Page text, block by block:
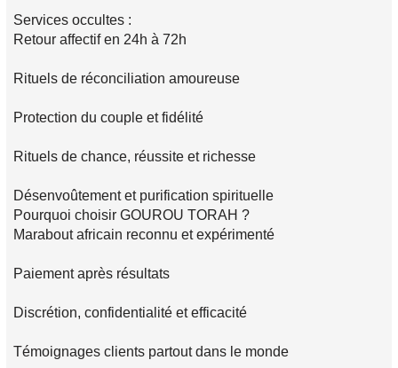
Services occultes :
Retour affectif en 24h à 72h
Rituels de réconciliation amoureuse
Protection du couple et fidélité
Rituels de chance, réussite et richesse
Désenvoûtement et purification spirituelle
Pourquoi choisir GOUROU TORAH ?
Marabout africain reconnu et expérimenté
Paiement après résultats
Discrétion, confidentialité et efficacité
Témoignages clients partout dans le monde